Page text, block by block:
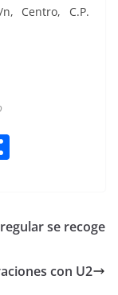
Centro, C.P.
p
tir
se recoge
con U2